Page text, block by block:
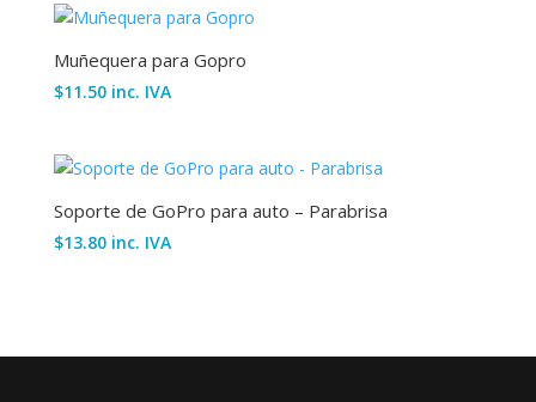
Muñequera para Gopro
$11.50 inc. IVA
Soporte de GoPro para auto – Parabrisa
$13.80 inc. IVA